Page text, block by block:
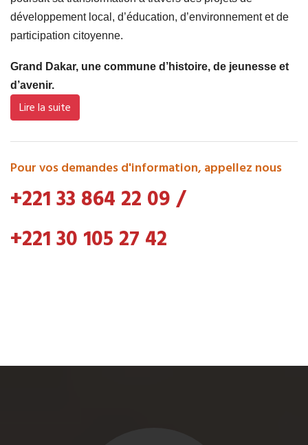
développement local, d’éducation, d’environnement et de
participation citoyenne.
Grand Dakar, une commune d’histoire, de jeunesse et
d’avenir.
Lire la suite
Pour vos demandes d'information, appellez nous
+221 33 864 22 09/
+221 30 105 27 42